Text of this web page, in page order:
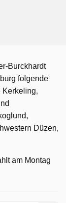
Burckhardt
folgende
Kerkeling,
Düzen,
am Montag